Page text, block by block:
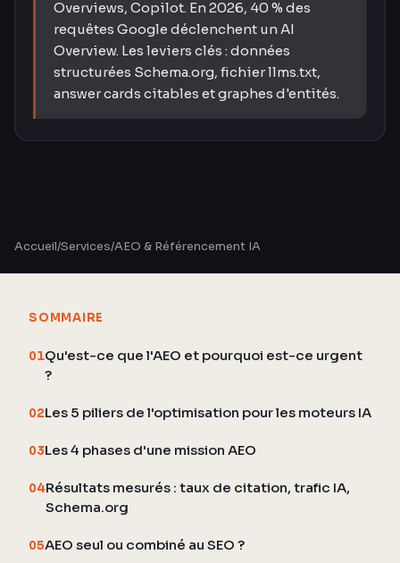
Overviews, Copilot. En 2026, 40 % des
requêtes Google déclenchent un AI
Overview. Les leviers clés : données
structurées Schema.org, fichier llms.txt,
answer cards citables et graphes d'entités.
Accueil/Services/AEO & Référencement IA
SOMMAIRE
01Qu'est-ce que l'AEO et pourquoi est-ce urgent
?
02Les 5 piliers de l'optimisation pour les moteurs IA
03Les 4 phases d'une mission AEO
04Résultats mesurés : taux de citation, trafic IA,
Schema.org
05AEO seul ou combiné au SEO ?